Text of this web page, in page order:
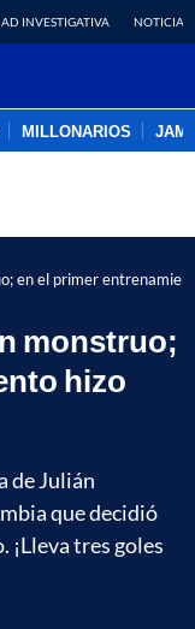
INVESTIGATIVA NOTICIAS
MILLONARIOS
en el primer
monstruo;
hizo
de Julián
que decidió
¡Lleva tres goles